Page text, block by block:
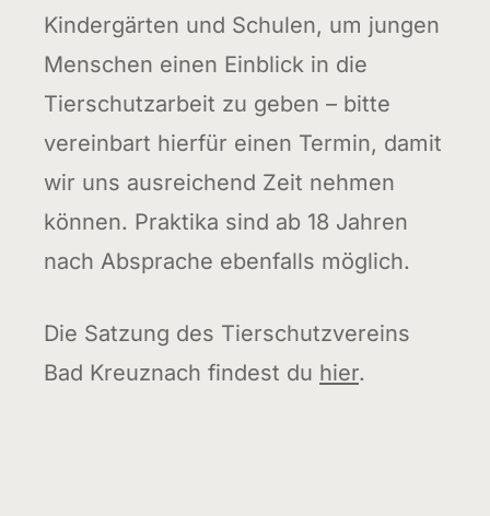
Kindergärten und Schulen, um jungen
Menschen einen Einblick in die
Tierschutzarbeit zu geben – bitte
vereinbart hierfür einen Termin, damit
wir uns ausreichend Zeit nehmen
können. Praktika sind ab 18 Jahren
nach Absprache ebenfalls möglich.
Die Satzung des Tierschutzvereins
Bad Kreuznach findest du hier.